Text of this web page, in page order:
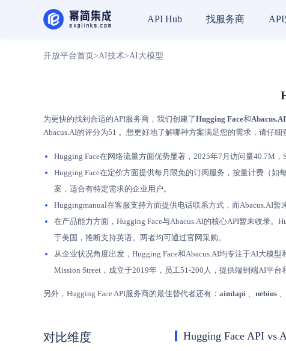
API Hub 找服务商
开放平台首页 >AI技术>AI大模型
为更快的找到合适的API服务商，我们创建了Hugging Face和Abacus.AI
Abacus.AI的评分为51 。想更好地了解哪种方案满足您的需求，请仔细
Hugging Face在网络流量方面优势显著，2025年7月访问量40.7M
Hugging Face在定价方面提供每月限免的订阅服务，按量计费（
案，适合有特定需求的企业用户。
Huggingmanual在客服支持方面提供电话联系方式，而Abacus.AI
在产品能力方面，Hugging Face与Abacus.AI的核心API暂未收录
于美国，推断支持英语。两者均可通过官网采购。
从企业状况角度出发，Hugging Face和Abacus.AI均专注于AI大模
Mission Street，成立于2019年，员工51-200人，提供端到端AI平台
另外，Hugging Face API服务商的最佳替代者还有： aimlapi 、 nebius 、
对比维度 Hugging Face API vs